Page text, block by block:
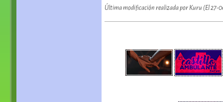
Última modificación realizada por Kuru (El 27-